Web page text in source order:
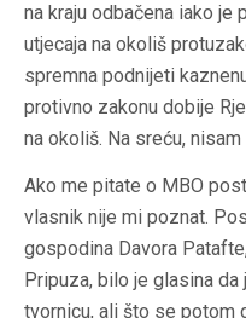
na kraju odbačena iako je
utjecaja na okoliš
spremna podnijeti
protivno zakonu dobije
na okoliš. Na sreću,
Ako me pitate o MBO
vlasnik nije mi poznat.
gospodina Davora
Pripuza, bilo je glasina
tvornicu, ali što se potom